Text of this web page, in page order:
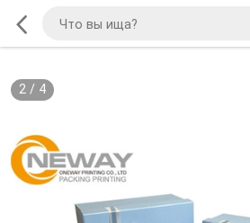
2/ 4